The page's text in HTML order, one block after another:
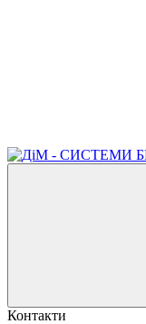
Контакти